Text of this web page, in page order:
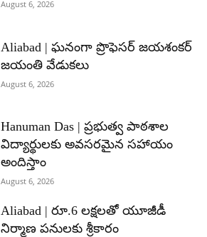
August 6, 2026
Aliabad | ఘనంగా ప్రొఫెసర్ జయశంకర్
జయంతి వేడుకలు
August 6, 2026
Hanuman Das | ప్రభుత్వ పాఠశాల
విద్యార్థులకు అవసరమైన సహాయం
అందిస్తాం
August 6, 2026
Aliabad | రూ.6 లక్షలతో యూజీడీ
నిర్మాణ పనులకు శ్రీకారం